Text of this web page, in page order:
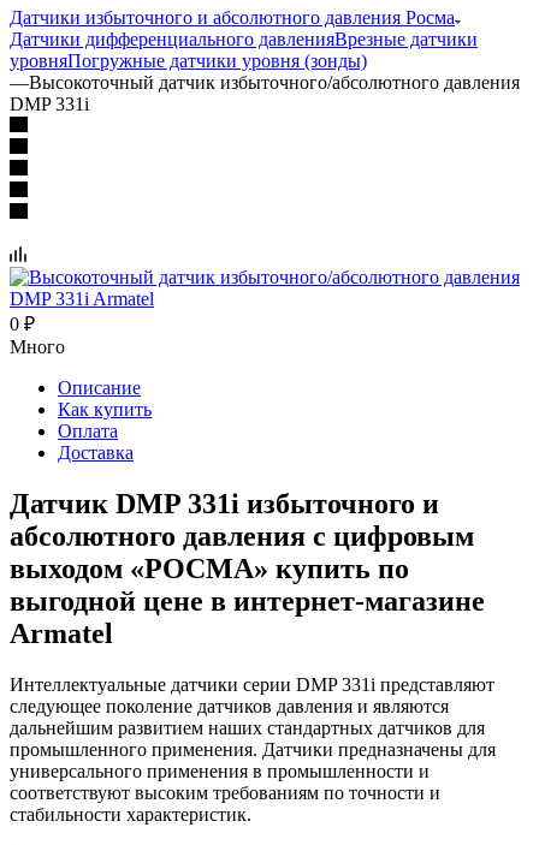
Датчики избыточного и абсолютного давления Росма
Датчики дифференциального давленияВрезные датчики
уровняПогружные датчики уровня (зонды)
—Высокоточный датчик избыточного/абсолютного давления
DMP 331i
0 ₽
Много
Описание
Как купить
Оплата
Доставка
Датчик DMP 331i избыточного и
абсолютного давления с цифровым
выходом «РОСМА» купить по
выгодной цене в интернет-магазине
Armatel
Интеллектуальные датчики серии DMP 331i представляют
следующее поколение датчиков давления и являются
дальнейшим развитием наших стандартных датчиков для
промышленного применения. Датчики предназначены для
универсального применения в промышленности и
соответствуют высоким требованиям по точности и
стабильности характеристик.